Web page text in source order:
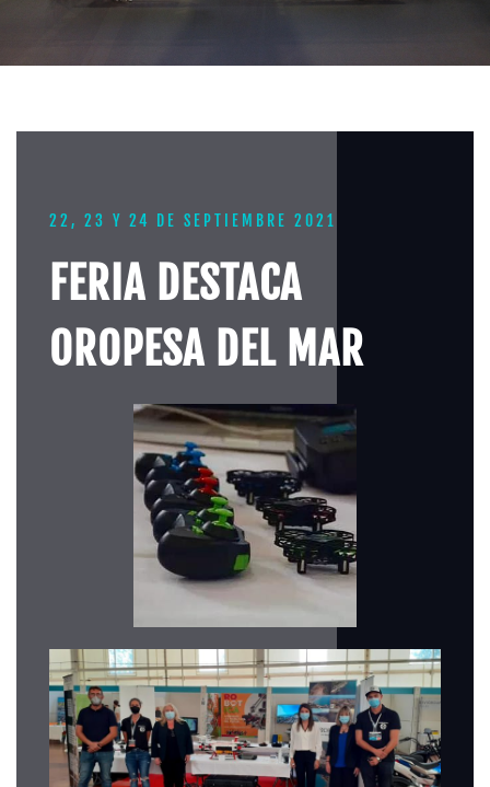
22, 23 Y 24 DE SEPTIEMBRE 2021
FERIA DESTACA
OROPESA DEL MAR